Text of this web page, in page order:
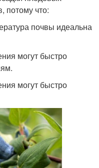
потому что:
почвы идеальна
могут быстро
могут быстро